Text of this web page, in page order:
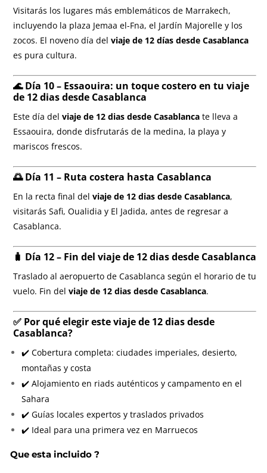
Visitarás los lugares más emblemáticos de Marrakech,
incluyendo la plaza Jemaa el-Fna, el Jardín Majorelle y los
zocos. El noveno día del viaje de 12 días desde Casablanca
es pura cultura.
🌊 Día 10 – Essaouira: un toque costero en tu viaje
de 12 dias desde Casablanca
Este día del viaje de 12 dias desde Casablancate lleva a
Essaouira, donde disfrutarás de la medina, la playa y
mariscos frescos.
🌅 Día 11 – Ruta costera hasta Casablanca
En la recta final del viaje de 12 dias desde Casablanca,
visitarás Safi, Oualidia y El Jadida, antes de regresar a
Casablanca.
🧳 Día 12 – Fin del viaje de 12 dias desde Casablanca
Traslado al aeropuerto de Casablanca según el horario de tu
vuelo. Fin del viaje de 12 dias desde Casablanca.
✅ Por qué elegir este viaje de 12 dias desde
Casablanca?
✔️ Cobertura completa: ciudades imperiales, desierto,
montañas y costa
✔️ Alojamiento en riads auténticos y campamento en el
Sahara
✔️ Guías locales expertos y traslados privados
✔️ Ideal para una primera vez en Marruecos
Que esta incluido ?